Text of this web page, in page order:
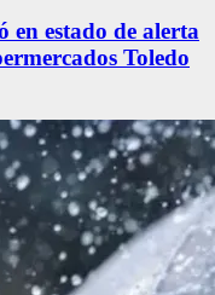
en estado de alerta
Toledo